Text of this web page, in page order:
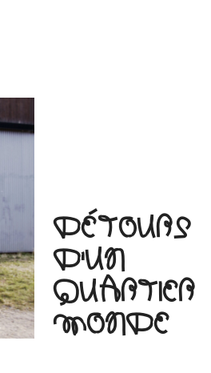
DÉTOURS
D'UN
QUARTIER
MONDE